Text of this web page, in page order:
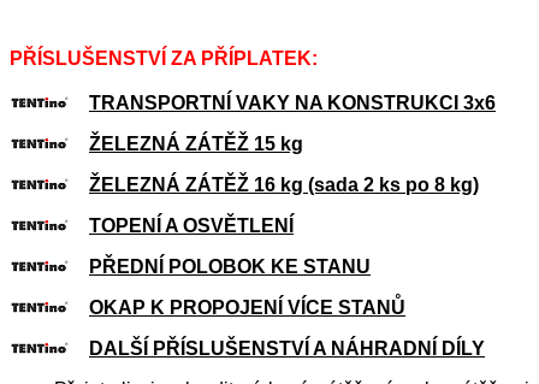
PŘÍSLUŠENSTVÍ ZA PŘÍPLATEK:
TRANSPORTNÍ VAKY NA KONSTRUKCI 3x6
ŽELEZNÁ ZÁTĚŽ 15 kg
ŽELEZNÁ ZÁTĚŽ 16 kg (sada 2 ks po 8 kg)
TOPENÍ A OSVĚTLENÍ
PŘEDNÍ POLOBOK KE STANU
OKAP K PROPOJENÍ VÍCE STANŮ
DALŠÍ PŘÍSLUŠENSTVÍ A NÁHRADNÍ DÍLY